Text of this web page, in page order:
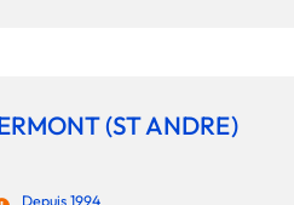
(ST ANDRE)
Depuis 1994